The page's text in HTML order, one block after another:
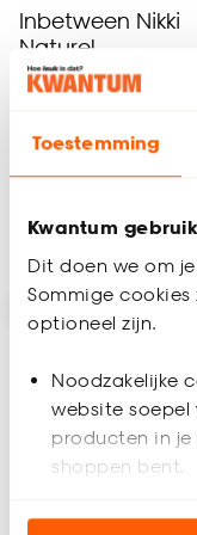
Toestemming
Kwantum
Dit doen we om
Sommige
optioneel zijn.
Noodzakelijke
website soepel
producten in je
shoppen bent.
Analytische
Inbetween Nikki
Naturel
18.27
Bezorgen 3 weken
-15% op